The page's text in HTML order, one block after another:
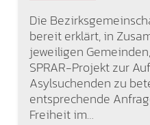
Die
bereit erklärt, in
jeweiligen
SPRAR-Projekt zur
Asylsuchenden zu
entsprechende
Freiheit im…